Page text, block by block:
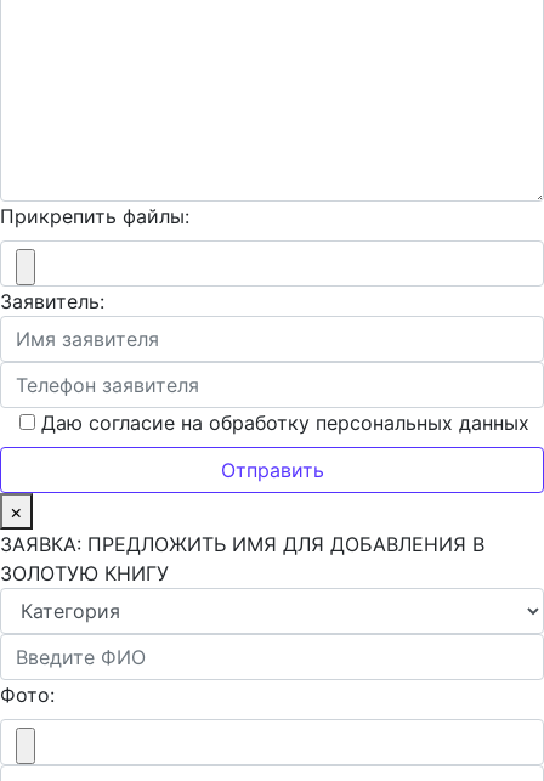
Прикрепить файлы:
Заявитель:
Даю согласие на обработку персональных данных
×
ЗАЯВКА: ПРЕДЛОЖИТЬ ИМЯ ДЛЯ ДОБАВЛЕНИЯ В
ЗОЛОТУЮ КНИГУ
Фото: